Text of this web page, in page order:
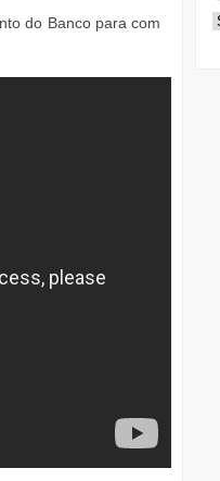
do Banco para com